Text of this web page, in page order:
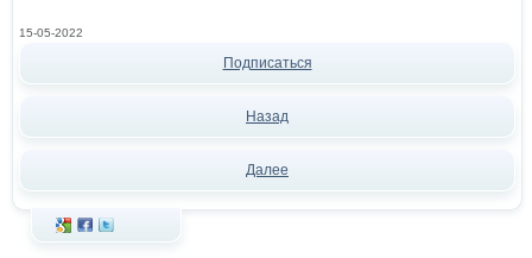
15-05-2022
Подписаться
Назад
Далее